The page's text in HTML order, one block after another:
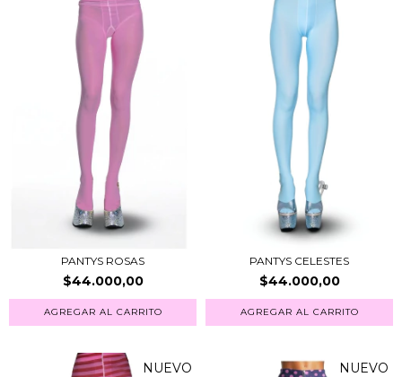
PANTYS ROSAS
$44.000,00
AGREGAR AL CARRITO
PANTYS CELESTES
$44.000,00
AGREGAR AL CARRITO
NUEVO NUEVO